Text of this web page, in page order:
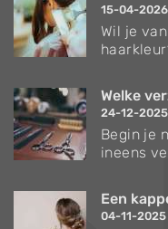
15-04-2026
Wil je
Welke
24-12-2025
Begin je
ineens
Een
04-11-2025